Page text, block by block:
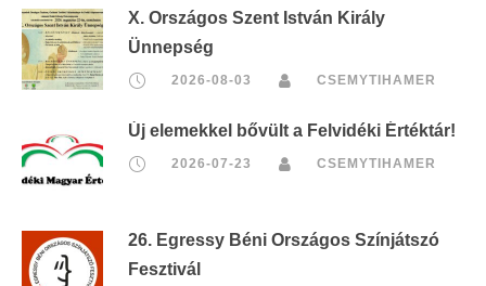
X. Országos Szent István Király
Ünnepség
2026-08-03 CSEMYTIHAMER
Új elemekkel bővült a Felvidéki Értéktár!
2026-07-23 CSEMYTIHAMER
26. Egressy Béni Országos Színjátszó
Fesztivál